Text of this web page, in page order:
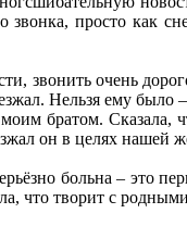
звонка, просто как
звонить очень
Нельзя ему
братом. Сказала,
он в целях нашей
больна – это
что творит с